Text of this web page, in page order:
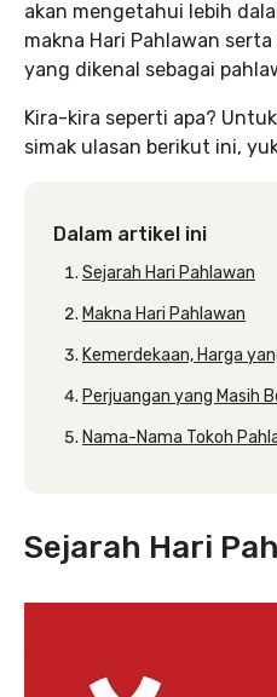
akan mengetahui lebih
makna Hari Pahlawan
yang dikenal sebagai
Kira-kira seperti apa?
simak ulasan berikut ini,
Dalam artikel ini
Sejarah Hari Pahlawan
Makna Hari Pahlawan
Kemerdekaan, Harga
Perjuangan yang Masih
Nama-Nama Tokoh
Sejarah Hari